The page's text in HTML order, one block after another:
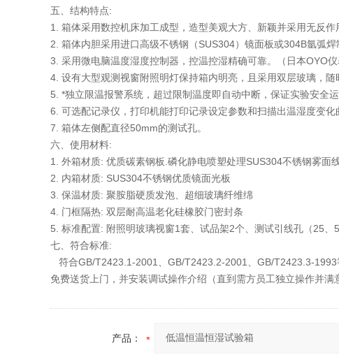
五、结构特点:
1. 箱体采用数控机床加工成型，造型美观大方、新颖并采用无反作
2. 箱体内胆采用进口高级不锈钢（SUS304）镜面板或304B氩弧焊
3. 采用微电脑温度湿度控制器，控温控湿精确可靠。（日本OYO仪
4. 设有大型观测视窗附照明灯保持箱内明亮，且采用双层玻璃，随
5. *独立限温报警系统，超过限制温度即自动中断，保证实验安全运
6. 可选配记录仪，打印机能打印记录设定参数和扫描出温湿度变化
7. 箱体左侧配直径50mm的测试孔。
六、使用材料:
1. 外箱材质: 优质碳素钢板.磷化静电喷塑处理SUS304不锈钢雾面
2. 内箱材质: SUS304不锈钢优质镜面光板
3. 保温材质: 聚胺脂硬质发泡、超细玻璃纤维绵
4. 门框隔热: 双层耐高温老化硅橡胶门密封条
5. 标准配置: 附照明玻璃视窗1套、试品架2个、测试引线孔（25、
七、符合标准:
符合GB/T2423.1-2001、GB/T2423.2-2001、GB/T2423.3-1993
免费送货上门，并安装调试操作介绍（直到需方员工独立操作并满
产品：